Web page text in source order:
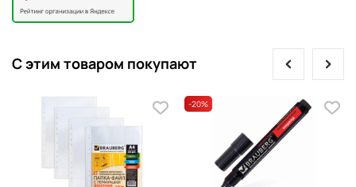
С этим товаром покупают
-20%
prev next